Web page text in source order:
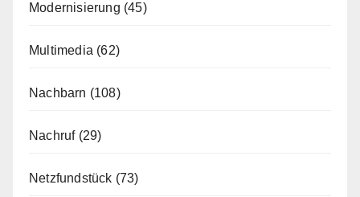
Modernisierung (45)
Multimedia (62)
Nachbarn (108)
Nachruf(29)
Netzfundstück (73)